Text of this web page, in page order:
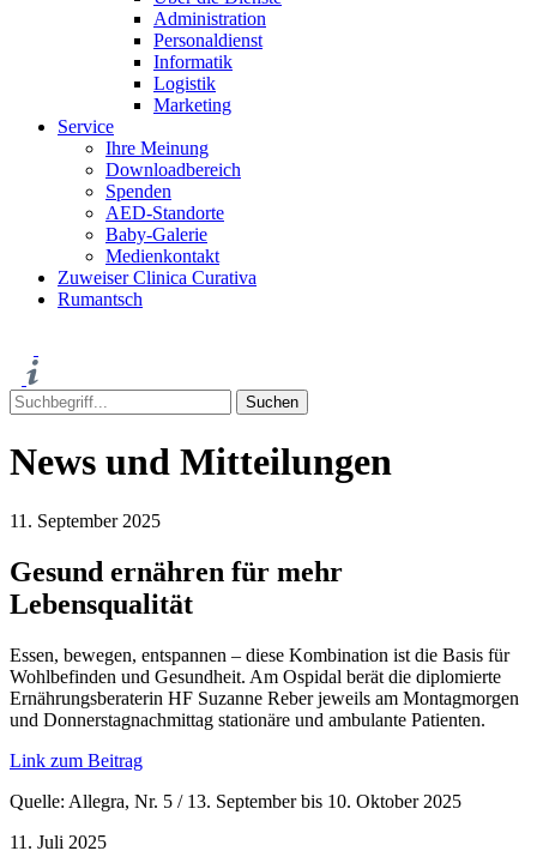
Administration
Personaldienst
Informatik
Logistik
Marketing
Service
Ihre Meinung
Downloadbereich
Spenden
AED-Standorte
Baby-Galerie
Medienkontakt
Zuweiser Clinica Curativa
Rumantsch
News und Mitteilungen
11. September 2025
Gesund ernähren für mehr
Lebensqualität
Essen, bewegen, entspannen – diese Kombination ist die Basis für
Wohlbefinden und Gesundheit. Am Ospidal berät die diplomierte
Ernährungsberaterin HF Suzanne Reber jeweils am Montagmorgen
und Donnerstagnachmittag stationäre und ambulante Patienten.
Link zum Beitrag
Quelle: Allegra, Nr. 5 / 13. September bis 10. Oktober 2025
11. Juli 2025